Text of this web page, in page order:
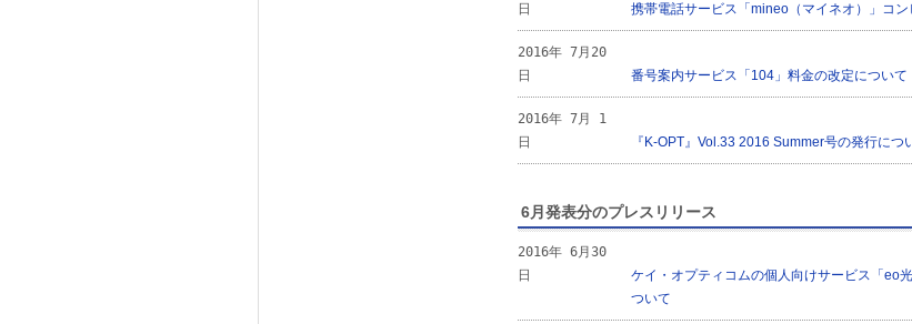
日
携帯電話サービス「mineo（マイネオ）」コ
2016年 7月20
日
番号案内サービス「104」料金の改定について
2016年 7月 1
日
『K-OPT』Vol.33 2016 Summer号の発行につ
6月発表分のプレスリリース
2016年 6月30
日
ケイ・オプティコムの個人向けサービス「eo
ついて